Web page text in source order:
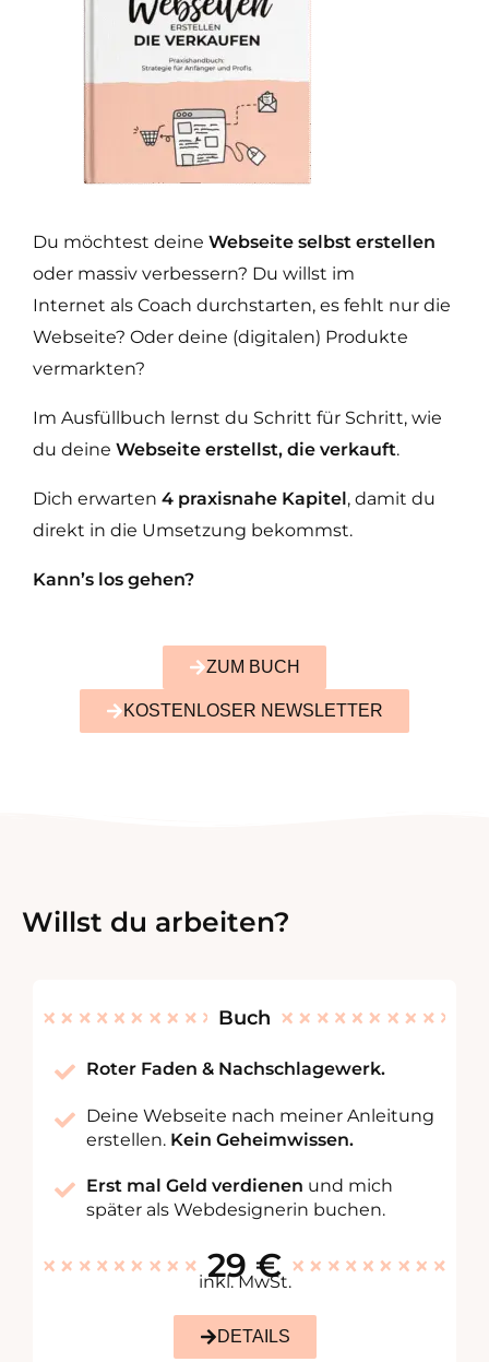
Du möchtest deine Webseite selbst erstellen
oder massiv verbessern? Du willst im
Internet als Coach durchstarten, es fehlt nur die
Webseite? Oder deine (digitalen) Produkte
vermarkten?
Im Ausfüllbuch lernst du Schritt für Schritt, wie
du deine Webseite erstellst, die verkauft.
Dich erwarten 4 praxisnahe Kapitel, damit du
direkt in die Umsetzung bekommst.
Kann’s los gehen?
ZUM BUCH
KOSTENLOSER NEWSLETTER
Willst du arbeiten?
Buch
Roter Faden & Nachschlage­werk.
Deine Webseite nach meiner Anleitung
erstellen. Kein Geheimwissen.
Erst mal Geld verdienen und mich
später als Webdesignerin buchen.
29 €
inkl. MwSt.
DETAILS